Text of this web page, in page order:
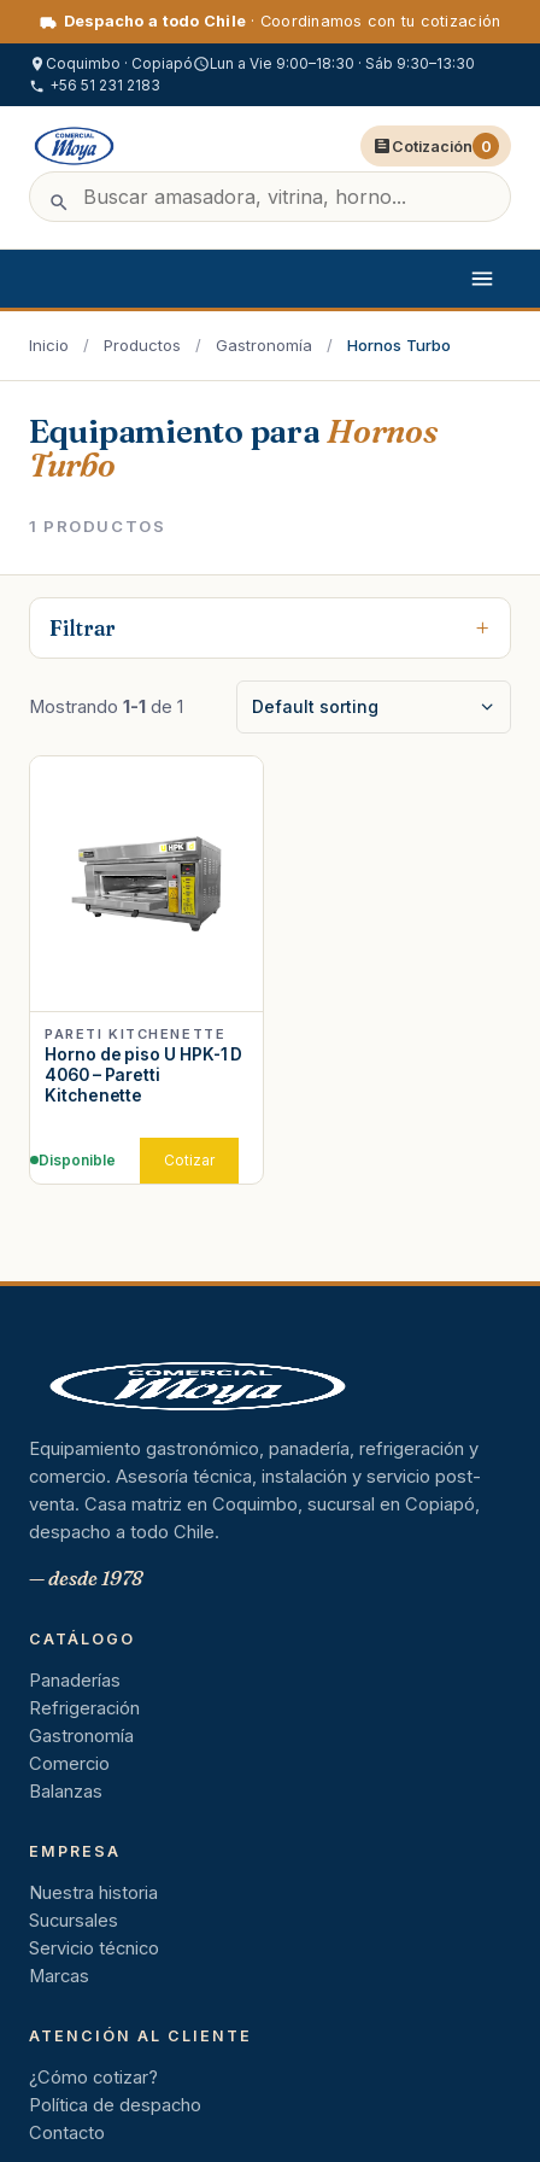
Despacho a todo Chile · Coordinamos con tu cotización
Coquimbo · Copiapó
Lun a Vie 9:00–18:30 · Sáb 9:30–13:30
+56 51 231 2183
Cotización 0
Inicio / Productos / Gastronomía / Hornos Turbo
Equipamiento paraHornos
Turbo
1 PRODUCTOS
Filtrar
Mostrando 1-1 de 1
PARETI KITCHENETTE
Horno de piso U HPK-1 D
4060 – Paretti
Kitchenette
Disponible Cotizar
Equipamiento gastronómico, panadería, refrigeración y
comercio. Asesoría técnica, instalación y servicio post-
venta. Casa matriz en Coquimbo, sucursal en Copiapó,
despacho a todo Chile.
— desde 1978
CATÁLOGO
Panaderías
Refrigeración
Gastronomía
Comercio
Balanzas
EMPRESA
Nuestra historia
Sucursales
Servicio técnico
Marcas
ATENCIÓN AL CLIENTE
¿Cómo cotizar?
Política de despacho
Contacto